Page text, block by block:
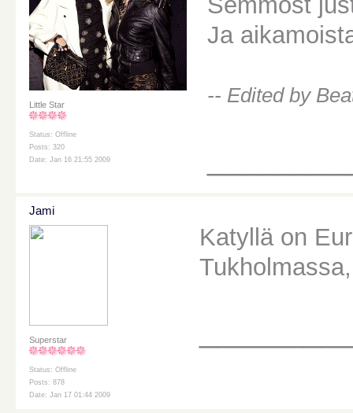
Little Star
Status: Offline
Posts: 320
Date: Jan 16 21:55 2009
Ja
-- Edited by
Jami
Superstar
Status: Offline
Posts: 878
Date: Jan 17 01:44 2009
Katyllä on